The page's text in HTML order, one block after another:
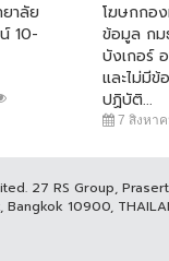
าลัย
10-
โฆษกกอ
ข้อมูล กม
บังเกอร์
และไม่มีข้
ปฏิบัติ...
7 สิงหา
27 RS Group,
Bangkok 10900,